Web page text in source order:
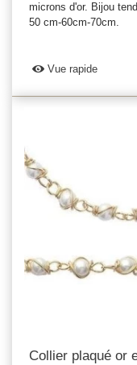
microns d'or. Bijou
50 cm-60cm-70cm.
Vue rapide
Collier plaqué or